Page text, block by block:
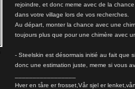
rejoindre, et donc meme avec de la
dans votre village lors de vos recherches.
Au départ, monter la chance avec une
toujours plus que pour une chimère avec
- Steelskin est désormais initié au fait que
donc une estimation juste, meme si vous
Hver en tåre er frosset,Vår sjel er